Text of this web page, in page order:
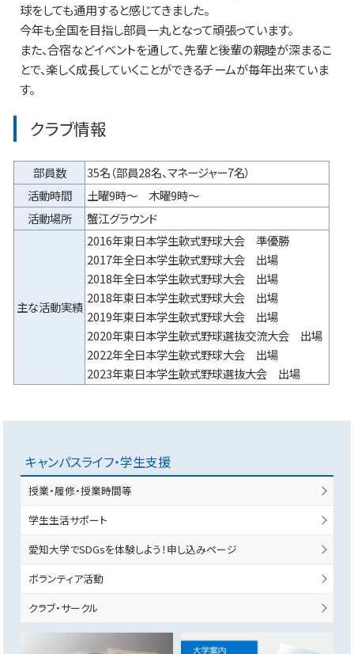
球をしても通用すると感じてきました。
今年も全国を目指し部員一丸となって頑張っています。
また、合宿などイベントを通して、先輩と後輩の親睦が深まるこ
とで、楽しく成長していくことができるチームが毎年出来ていま
す。
クラブ情報
部員数
35名（部員28名、マネージャー7名）
活動時間
土曜9時～ 木曜9時～
活動場所
蟹江グラウンド
主な活動実績
2016年東日本学生軟式野球大会 準優勝
2017年全日本学生軟式野球大会 出場
2018年全日本学生軟式野球大会 出場
2018年東日本学生軟式野球大会 出場
2019年東日本学生軟式野球大会 出場
2020年東日本学生軟式野球選抜交流大会 出場
2022年全日本学生軟式野球大会 出場
2023年東日本学生軟式野球選抜大会 出場
キャンパスライフ・学生支援
授業・履修・授業時間等
学生生活サポート
愛知大学でSDGsを体験しよう！申し込みページ
ボランティア活動
クラブ・サークル